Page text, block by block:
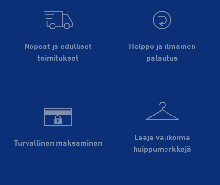
Nopeat ja edulliset
toimitukset
Helppo ja ilmainen
palautus
Turvallinen maksaminen
Laaja valikoima
huippu­merkkejä